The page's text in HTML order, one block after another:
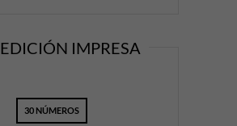
EDICIÓN IMPRESA
30 NÚMEROS